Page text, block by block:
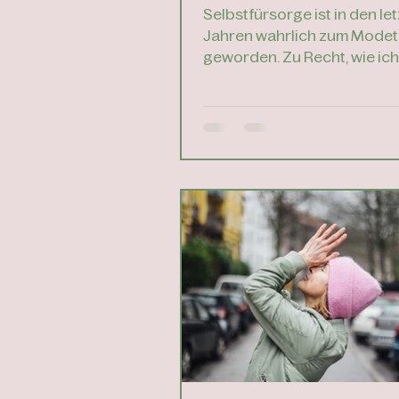
Alltag gut für Dich
Selbstfürsorge ist in den
Jahren wahrlich zum
geworden. Zu Recht, wie